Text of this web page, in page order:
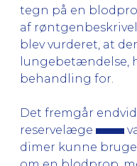
tegn på en
af
blev vurderet, at
lungebetændelse,
behandling for.
Det fremgår
reservelæge
dimer kunne